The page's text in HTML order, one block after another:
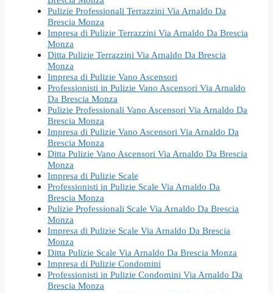
Pulizie Professionali Terrazzini Via Arnaldo Da
Brescia Monza
Impresa di Pulizie Terrazzini Via Arnaldo Da Brescia
Monza
Ditta Pulizie Terrazzini Via Arnaldo Da Brescia
Monza
Impresa di Pulizie Vano Ascensori
Professionisti in Pulizie Vano Ascensori Via Arnaldo
Da Brescia Monza
Pulizie Professionali Vano Ascensori Via Arnaldo Da
Brescia Monza
Impresa di Pulizie Vano Ascensori Via Arnaldo Da
Brescia Monza
Ditta Pulizie Vano Ascensori Via Arnaldo Da Brescia
Monza
Impresa di Pulizie Scale
Professionisti in Pulizie Scale Via Arnaldo Da
Brescia Monza
Pulizie Professionali Scale Via Arnaldo Da Brescia
Monza
Impresa di Pulizie Scale Via Arnaldo Da Brescia
Monza
Ditta Pulizie Scale Via Arnaldo Da Brescia Monza
Impresa di Pulizie Condomini
Professionisti in Pulizie Condomini Via Arnaldo Da
Brescia Monza